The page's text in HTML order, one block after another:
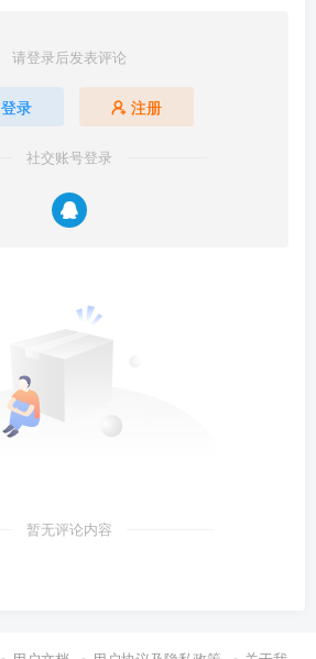
请登录后发表评论
登录 注册
社交账号登录
暂无评论内容